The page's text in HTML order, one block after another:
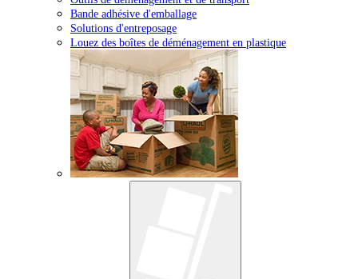
Bande adhésive d'emballage
Solutions d'entreposage
Louez des boîtes de déménagement en plastique